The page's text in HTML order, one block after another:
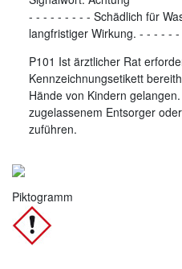
- - - - - - - - - Schädlich für
langfristiger Wirkung. - - - - - -
P101 Ist ärztlicher Rat
Kennzeichnungsetikett
Hände von Kindern
zugelassenem Entsorger
zuführen.
Piktogramm